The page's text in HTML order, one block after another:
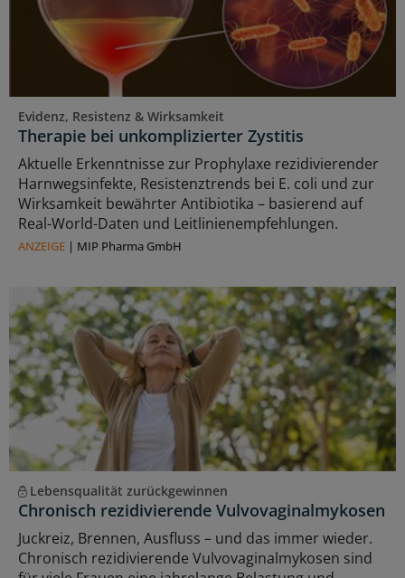
Evidenz, Resistenz & Wirksamkeit
Therapie bei unkomplizierter Zystitis
Aktuelle Erkenntnisse zur Prophylaxe rezidivierender
Harnwegsinfekte, Resistenztrends bei E. coli und zur
Wirksamkeit bewährter Antibiotika – basierend auf
Real-World-Daten und Leitlinienempfehlungen.
ANZEIGE | MIP Pharma GmbH
Lebensqualität zurückgewinnen
Chronisch rezidivierende Vulvovaginalmykosen
Juckreiz, Brennen, Ausfluss – und das immer wieder.
Chronisch rezidivierende Vulvovaginalmykosen sind